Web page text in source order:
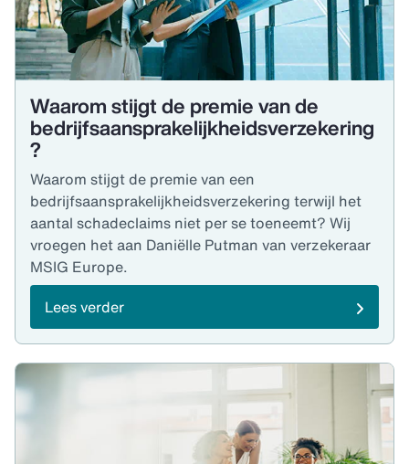
Waarom stijgt de premie van de
bedrijfsaansprakelijkheidsverzekering
?
Waarom stijgt de premie van een
bedrijfsaansprakelijkheidsverzekering terwijl het
aantal schadeclaims niet per se toeneemt? Wij
vroegen het aan Daniëlle Putman van verzekeraar
MSIG Europe.
Lees verder